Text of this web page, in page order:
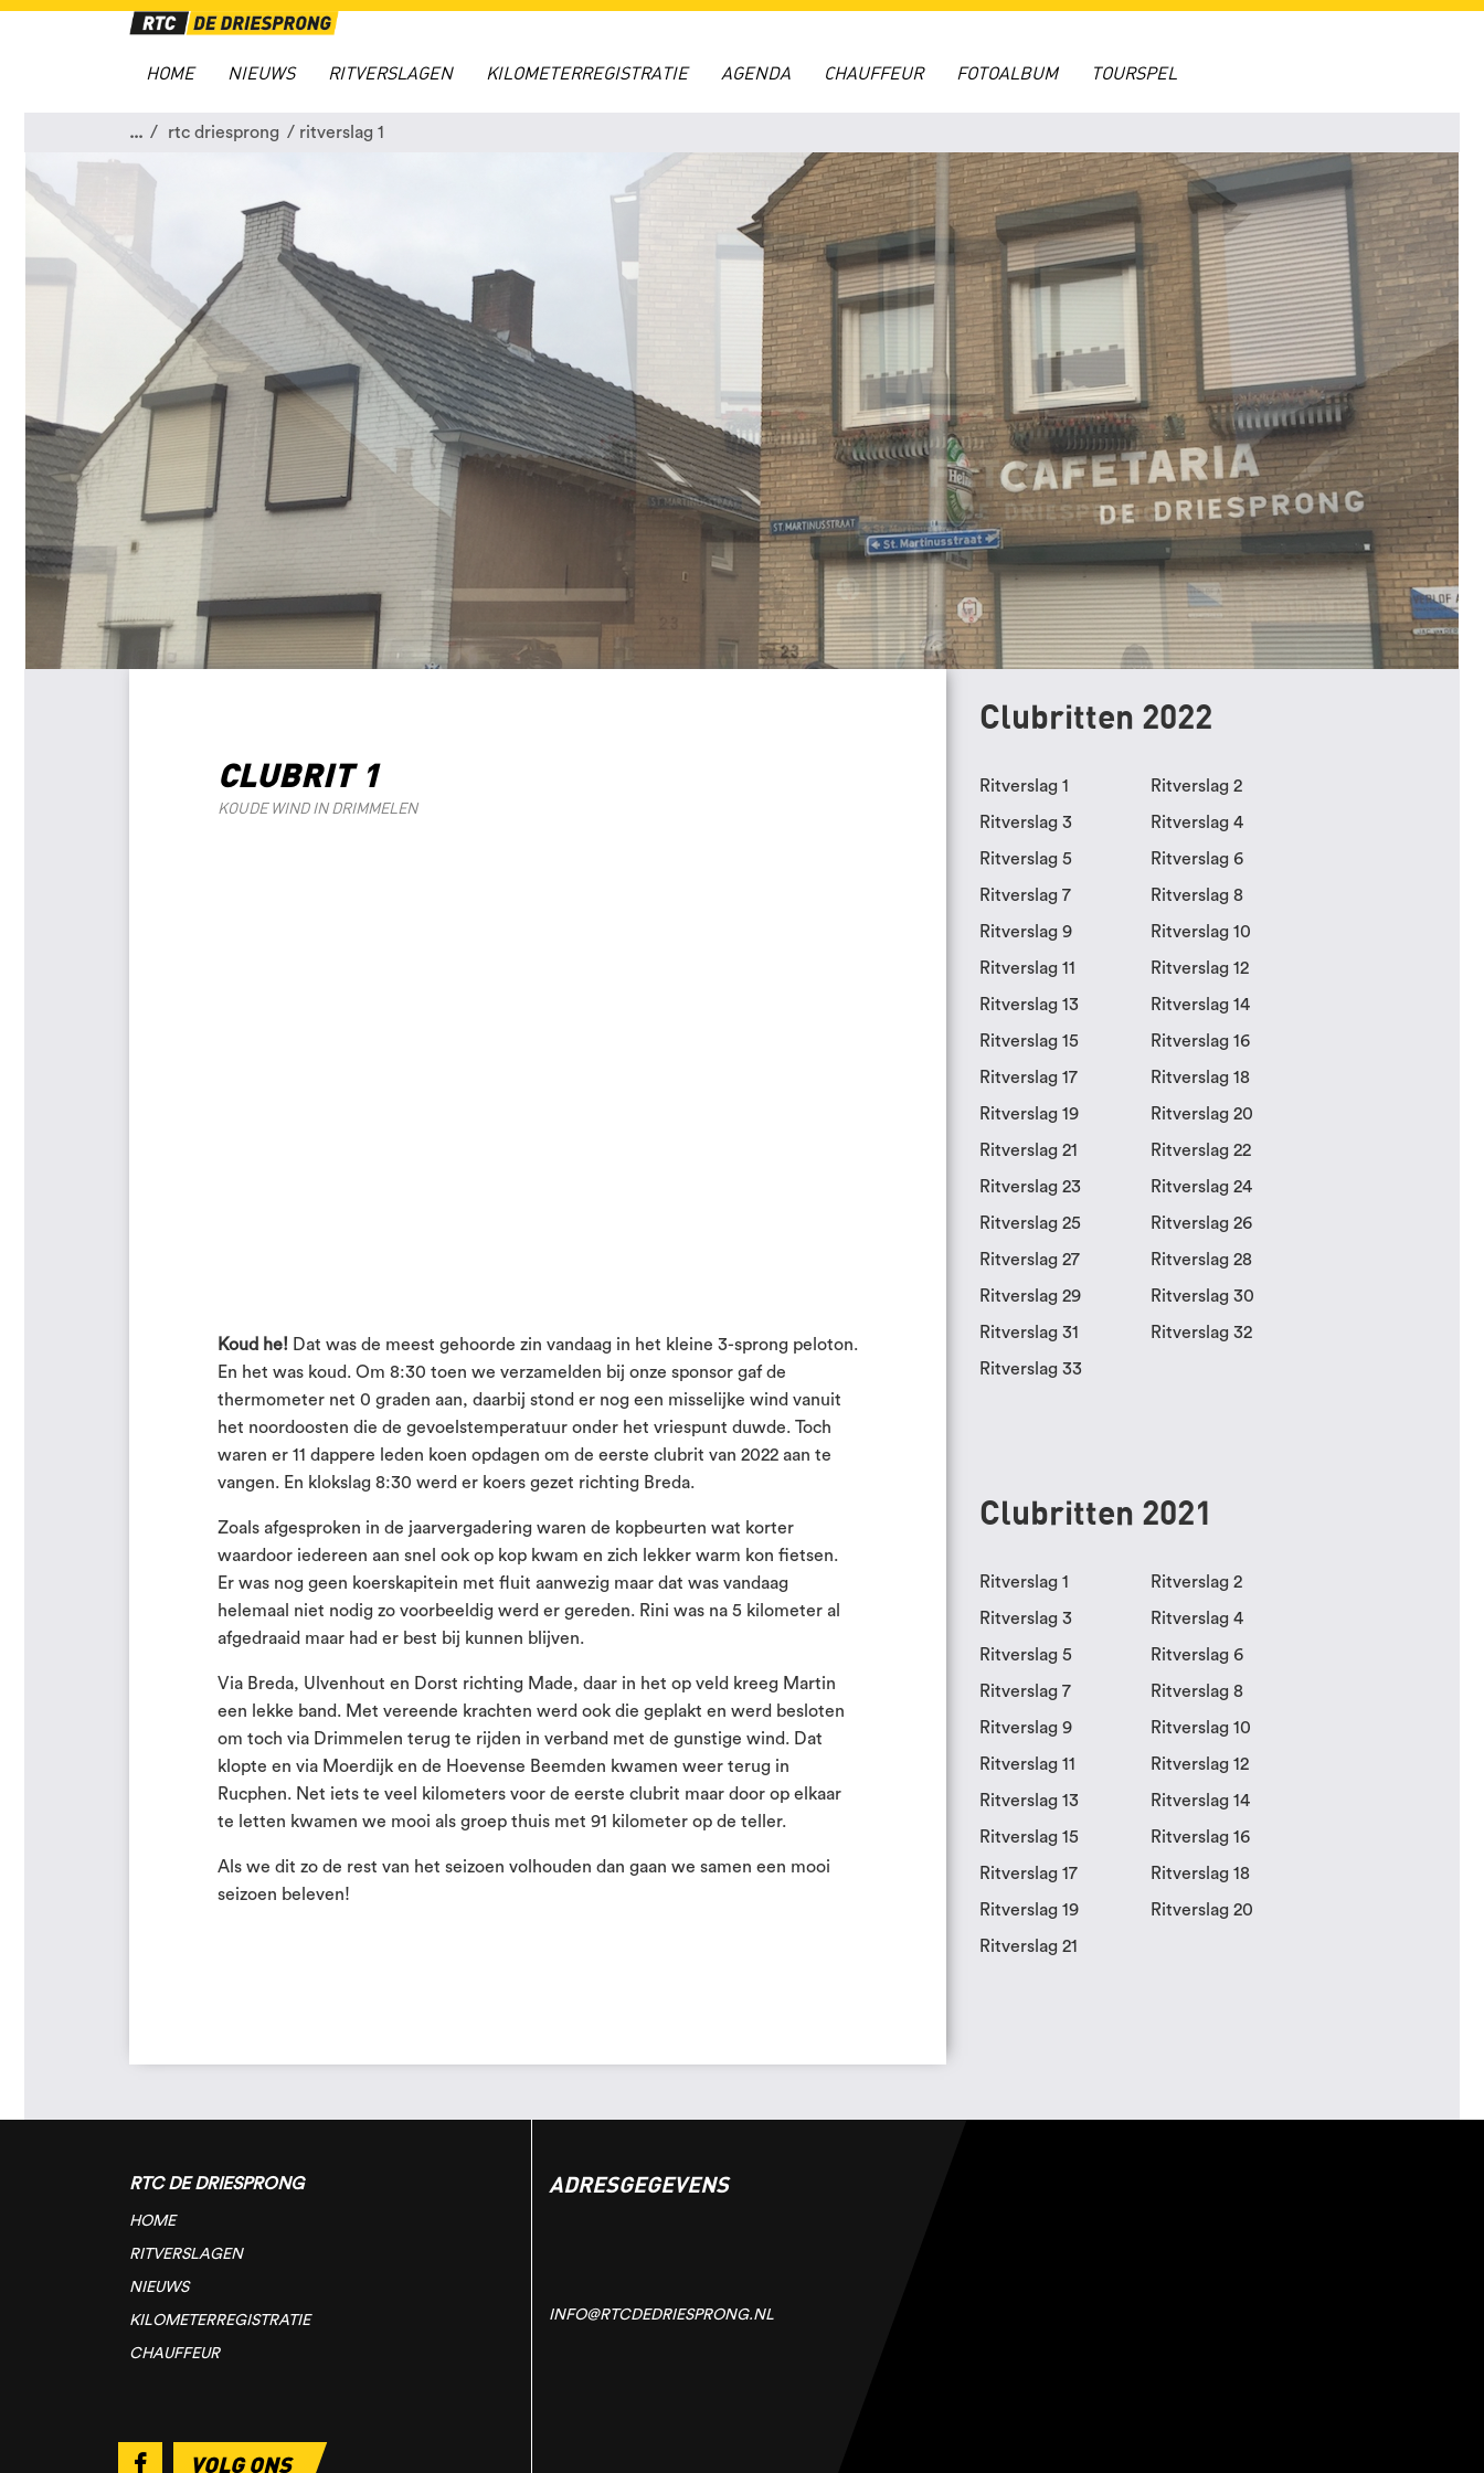
HOME NIEUWS RITVERSLAGEN KILOMETERREGISTRATIE AGENDA CHAUFFEUR FOTOALBUM TOURSPEL
... rtc driesprong ritverslag 1
CLUBRIT 1
KOUDE WIND IN DRIMMELEN
Koud he! Dat was de meest gehoorde zin vandaag in het kleine 3-sprong peloton.
En het was koud. Om 8:30 toen we verzamelden bij onze sponsor gaf de
thermometer net 0 graden aan, daarbij stond er nog een misselijke wind vanuit
het noordoosten die de gevoelstemperatuur onder het vriespunt duwde. Toch
waren er 11 dappere leden koen opdagen om de eerste clubrit van 2022 aan te
vangen. En klokslag 8:30 werd er koers gezet richting Breda.
Zoals afgesproken in de jaarvergadering waren de kopbeurten wat korter
waardoor iedereen aan snel ook op kop kwam en zich lekker warm kon fietsen.
Er was nog geen koerskapitein met fluit aanwezig maar dat was vandaag
helemaal niet nodig zo voorbeeldig werd er gereden. Rini was na 5 kilometer al
afgedraaid maar had er best bij kunnen blijven.
Via Breda, Ulvenhout en Dorst richting Made, daar in het op veld kreeg Martin
een lekke band. Met vereende krachten werd ook die geplakt en werd besloten
om toch via Drimmelen terug te rijden in verband met de gunstige wind. Dat
klopte en via Moerdijk en de Hoevense Beemden kwamen weer terug in
Rucphen. Net iets te veel kilometers voor de eerste clubrit maar door op elkaar
te letten kwamen we mooi als groep thuis met 91 kilometer op de teller.
Als we dit zo de rest van het seizoen volhouden dan gaan we samen een mooi
seizoen beleven!
Clubritten 2022
Ritverslag 1 Ritverslag 2
Ritverslag 3 Ritverslag 4
Ritverslag 5 Ritverslag 6
Ritverslag 7 Ritverslag 8
Ritverslag 9 Ritverslag 10
Ritverslag 11 Ritverslag 12
Ritverslag 13 Ritverslag 14
Ritverslag 15 Ritverslag 16
Ritverslag 17 Ritverslag 18
Ritverslag 19 Ritverslag 20
Ritverslag 21 Ritverslag 22
Ritverslag 23 Ritverslag 24
Ritverslag 25 Ritverslag 26
Ritverslag 27 Ritverslag 28
Ritverslag 29 Ritverslag 30
Ritverslag 31 Ritverslag 32
Ritverslag 33
Clubritten 2021
Ritverslag 1 Ritverslag 2
Ritverslag 3 Ritverslag 4
Ritverslag 5 Ritverslag 6
Ritverslag 7 Ritverslag 8
Ritverslag 9 Ritverslag 10
Ritverslag 11 Ritverslag 12
Ritverslag 13 Ritverslag 14
Ritverslag 15 Ritverslag 16
Ritverslag 17 Ritverslag 18
Ritverslag 19 Ritverslag 20
Ritverslag 21
RTC DE DRIESPRONG
HOME
RITVERSLAGEN
NIEUWS
KILOMETERREGISTRATIE
CHAUFFEUR
VOLG ONS
ADRESGEGEVENS
INFO@RTCDEDRIESPRONG.NL